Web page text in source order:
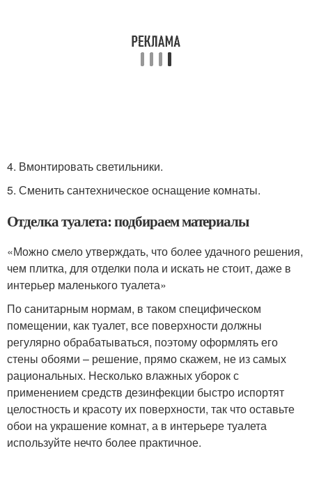
4. Вмонтировать светильники.
5. Сменить сантехническое оснащение комнаты.
Отделка туалета: подбираем материалы
«Можно смело утверждать, что более удачного решения,
чем плитка, для отделки пола и искать не стоит, даже в
интерьер маленького туалета»
По санитарным нормам, в таком специфическом
помещении, как туалет, все поверхности должны
регулярно обрабатываться, поэтому оформлять его
стены обоями – решение, прямо скажем, не из самых
рациональных. Несколько влажных уборок с
применением средств дезинфекции быстро испортят
целостность и красоту их поверхности, так что оставьте
обои на украшение комнат, а в интерьере туалета
используйте нечто более практичное.